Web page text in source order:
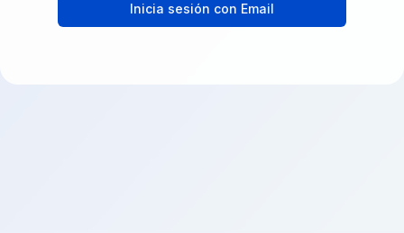
Inicia sesión con Email